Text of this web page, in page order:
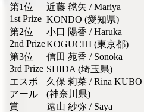
第1位
1st Prize
近藤 毬矢 / Mariya
KONDO (愛知県)
第2位
2nd Prize
小口 陽香 / Haruka
KOGUCHI (東京都)
第3位
3rd Prize
信田 苑香 / Sonoka
SHIDA (埼玉県)
エスポ
アール
賞
久保 莉菜 / Rina KUBO
(神奈川県)
遠山 紗弥 / Saya